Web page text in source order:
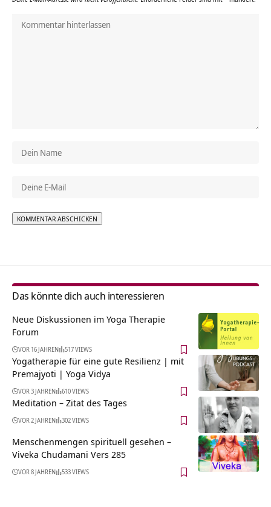
Das könnte dich auch interessieren
Neue Diskussionen im Yoga Therapie
Forum
VOR 16 JAHREN 517 VIEWS
Yogatherapie für eine gute Resilienz | mit
Premajyoti | Yoga Vidya
VOR 3 JAHREN 610 VIEWS
Meditation – Zitat des Tages
VOR 2 JAHREN 302 VIEWS
Menschenmengen spirituell gesehen –
Viveka Chudamani Vers 285
VOR 8 JAHREN 533 VIEWS